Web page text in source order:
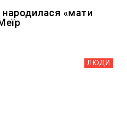
народилася «мати
ЛЮДИ